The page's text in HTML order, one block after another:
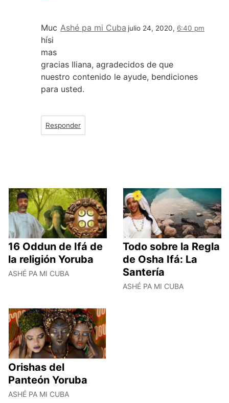
Ashé pa mi Cuba julio 24, 2020, 6:40 pm
Muc
hísi
mas
gracias Iliana, agradecidos de que
nuestro contenido le ayude, bendiciones
para usted.
Responder
16 Oddun de Ifá de
la religión Yoruba
ASHÉ PA MI CUBA
Todo sobre la Regla
de Osha Ifá: La
Santería
ASHÉ PA MI CUBA
Orishas del
Panteón Yoruba
ASHÉ PA MI CUBA